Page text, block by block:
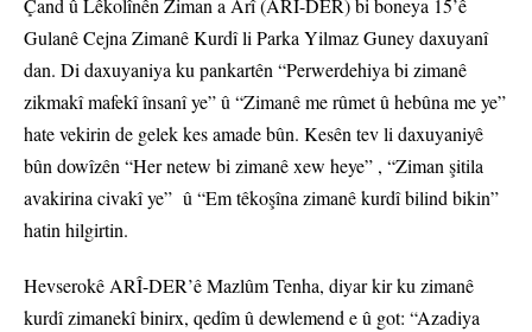
Çand û Lêkolînên Ziman a Arî (ARÎ-DER) bi boneya 15’ê
Gulanê Cejna Zimanê Kurdî li Parka Yilmaz Guney daxuyanî
dan. Di daxuyaniya ku pankartên “Perwerdehiya bi zimanê
zikmakî mafekî însanî ye” û “Zimanê me rûmet û hebûna me ye”
hate vekirin de gelek kes amade bûn. Kesên tev li daxuyaniyê
bûn dowîzên “Her netew bi zimanê xew heye” , “Ziman şitila
avakirina civakî ye” û “Em têkoşîna zimanê kurdî bilind bikin”
hatin hilgirtin.
Hevserokê ARÎ-DER’ê Mazlûm Tenha, diyar kir ku zimanê
kurdî zimanekî binirx, qedîm û dewlemend e û got: “Azadiya